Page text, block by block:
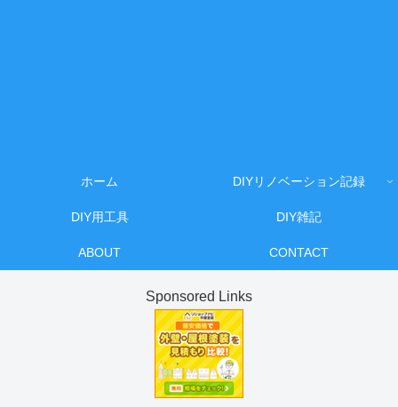
ホーム DIYリノベーション記録
DIY用工具 DIY雑記
ABOUT CONTACT
Sponsored Links